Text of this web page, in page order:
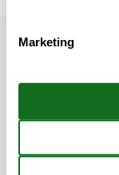
Marketing